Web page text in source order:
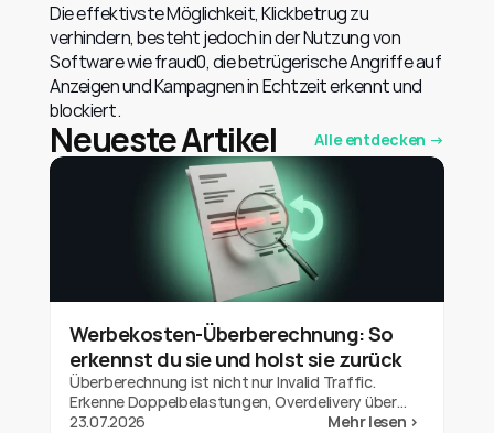
Die effektivste Möglichkeit, Klickbetrug zu
verhindern, besteht jedoch in der Nutzung von
Software wie fraud0, die betrügerische Angriffe auf
Anzeigen und Kampagnen in Echtzeit erkennt und
blockiert.
Neueste Artikel Alle entdecken →
Werbekosten-Überberechnung: So
erkennst du sie und holst sie zurück
Überberechnung ist nicht nur Invalid Traffic.
Erkenne Doppelbelastungen, Overdelivery über
dein Budget und Out-of-Geo-Auslieferung bei
23.07.2026 Mehr lesen >